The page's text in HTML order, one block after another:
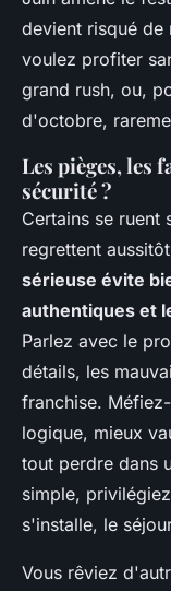
devient risqué de
voulez profiter
grand rush, ou,
d'octobre,
Les pièges, les
sécurité ?
Certains se ruent
regrettent
sérieuse évite
authentiques et
Parlez avec le
détails, les
franchise.
logique, mieux
tout perdre dans
simple,
s'installe, le
Vous rêviez